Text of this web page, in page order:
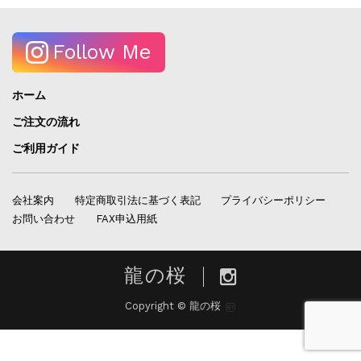
Follow Me
ホーム
ご注文の流れ
ご利用ガイド
会社案内 特定商取引法に基づく表記
プライバシーポリシー
お問い合わせ
FAX申込用紙
龍の桜
Copyright © 龍の桜